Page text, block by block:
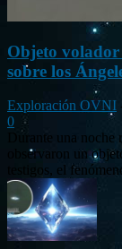
Objeto
sobre los
Exploración OVNI
0
Durante una
observaron un
testigos, el